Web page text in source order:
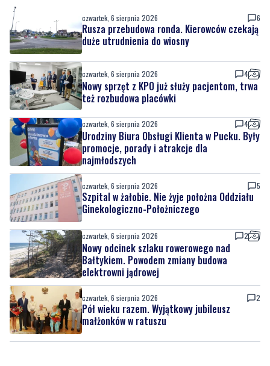
czwartek, 6 sierpnia 2026 6
Rusza przebudowa ronda. Kierowców czekają
duże utrudnienia do wiosny
czwartek, 6 sierpnia 2026 4
Nowy sprzęt z KPO już służy pacjentom, trwa
też rozbudowa placówki
czwartek, 6 sierpnia 2026 4
Urodziny Biura Obsługi Klienta w Pucku. Były
promocje, porady i atrakcje dla
najmłodszych
czwartek, 6 sierpnia 2026 5
Szpital w żałobie. Nie żyje położna Oddziału
Ginekologiczno-Położniczego
czwartek, 6 sierpnia 2026 2
Nowy odcinek szlaku rowerowego nad
Bałtykiem. Powodem zmiany budowa
elektrowni jądrowej
czwartek, 6 sierpnia 2026 2
Pół wieku razem. Wyjątkowy jubileusz
małżonków w ratuszu